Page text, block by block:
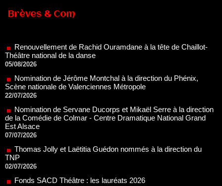
Brèves & Com
Nomination de Jérôme Montchal à la direction du Phénix,
Scène nationale de Valenciennes Métropole
Nomination de Servane Ducorps et Mikaël Serre à la direction
de la Comédie de Colmar - Centre Dramatique National Grand
07/07/2026
Thomas Jolly et Laëtitia Guédon nommés à la direction du
TNP
Fonds SACD Théâtre : les lauréats 2026
23/06/2026
Dispositif ARTCENA Écrire pour le cirque, les lauréats 2026 !